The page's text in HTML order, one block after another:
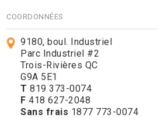
COORDONNÉES
9180, boul. Industriel
Parc Industriel #2
Trois-Rivières QC
G9A 5E1
T 819 373-0074
F 418 627-2048
Sans frais 1877 773-0074